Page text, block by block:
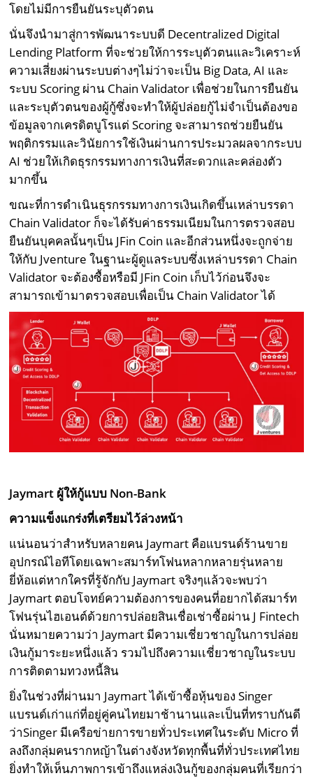
โดยไม่มีการยืนยันระบุตัวตน
นั่นจึงนำมาสู่การพัฒนาระบบดี Decentralized Digital
Lending Platform ที่จะช่วยให้การระบุตัวตนและวิเคราะห์
ความเสี่ยงผ่านระบบต่างๆไม่ว่าจะเป็น Big Data, AI และ
ระบบ Scoring ผ่าน Chain Validator เพื่อช่วยในการยืนยัน
และระบุตัวตนของผู้กู้ซึ่งจะทำให้ผู้ปล่อยกู้ไม่จำเป็นต้องขอ
ข้อมูลจากเครดิตบูโรแต่ Scoring จะสามารถช่วยยืนยัน
พฤติกรรมและวินัยการใช้เงินผ่านการประมวลผลจากระบบ
AI ช่วยให้เกิดธุรกรรมทางการเงินที่สะดวกและคล่องตัว
มากขึ้น
ขณะที่การดำเนินธุรกรรมทางการเงินเกิดขึ้นเหล่าบรรดา
Chain Validator ก็จะได้รับค่าธรรมเนียมในการตรวจสอบ
ยืนยันบุคคลนั้นๆเป็น JFin Coin และอีกส่วนหนึ่งจะถูกจ่าย
ให้กับ Jventure ในฐานะผู้ดูแลระบบซึ่งเหล่าบรรดา Chain
Validator จะต้องซื้อหรือมี JFin Coin เก็บไว้ก่อนจึงจะ
สามารถเข้ามาตรวจสอบเพื่อเป็น Chain Validator ได้
Jaymart ผู้ให้กู้แบบ Non-Bank
ความแข็งแกร่งที่เตรียมไว้ล่วงหน้า
แน่นอนว่าสำหรับหลายคน Jaymart คือแบรนด์ร้านขาย
อุปกรณ์ไอทีโดยเฉพาะสมาร์ทโฟนหลากหลายรุ่นหลาย
ยี่ห้อแต่หากใครที่รู้จักกับ Jaymart จริงๆแล้วจะพบว่า
Jaymart ตอบโจทย์ความต้องการของคนที่อยากได้สมาร์ท
โฟนรุ่นไฮเอนต์ด้วยการปล่อยสินเชื่อเช่าซื้อผ่าน J Fintech
นั่นหมายความว่า Jaymart มีความเชี่ยวชาญในการปล่อย
เงินกู้มาระยะหนึ่งแล้ว รวมไปถึงความเเชี่ยวชาญในระบบ
การติดตามทวงหนี้สิน
ยิ่งในช่วงที่ผ่านมา Jaymart ได้เข้าซื้อหุ้นของ Singer
แบรนด์เก่าแก่ที่อยู่คู่คนไทยมาช้านานและเป็นที่ทราบกันดี
ว่าSinger มีเครือข่ายการขายทั่วประเทศในระดับ Micro ที่
ลงถึงกลุ่มคนรากหญ้าในต่างจังหวัดทุกพื้นที่ทั่วประเทศไทย
ยิ่งทำให้เห็นภาพการเข้าถึงแหล่งเงินกู้ของกลุ่มคนที่เรียกว่า